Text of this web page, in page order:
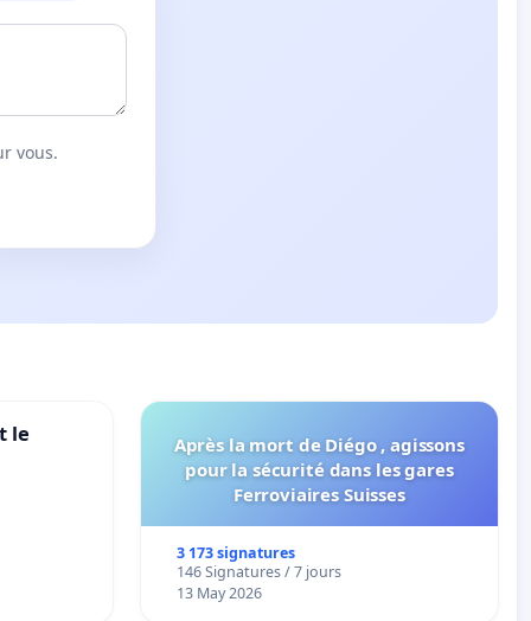
vous.
le
Après la mort de Diégo , agissons
pour la sécurité dans les gares
Ferroviaires Suisses
3 173 signatures
146 Signatures / 7 jours
13 May 2026